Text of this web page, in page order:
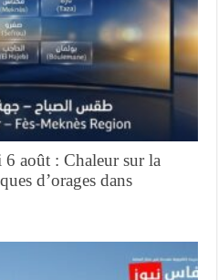
août : Chaleur sur la
d’orages dans